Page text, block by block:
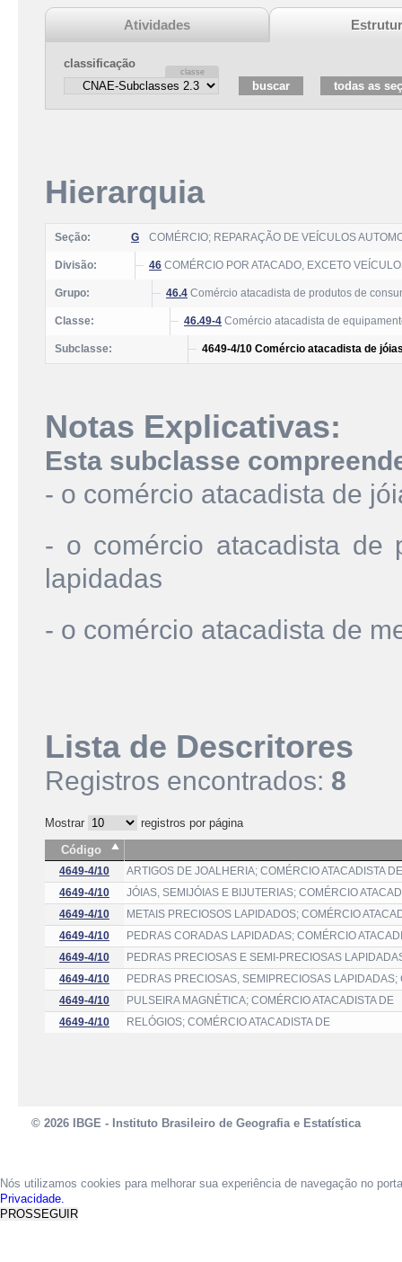
Atividades
classificação
Hierarquia
Seção: G COMÉRCIO; REPARAÇÃO DE VEÍCULOS
Divisão: 46 COMÉRCIO POR ATACADO, EXCETO
Grupo: 46.4 Comércio atacadista de produtos de
Classe: 46.49-4 Comércio atacadista de
Subclasse: 4649-4/10 Comércio atacadista de
Notas Explicativas:
Esta subclasse
- o comércio atacadista de
- o comércio atacadista de
lapidadas
- o comércio atacadista de
Lista de Descritores
Registros encontrados: 8
Mostrar
registros por página
Código
4649-4/10
ARTIGOS DE JOALHERIA; COMÉRCIO ATACADISTA DE
4649-4/10
JÓIAS, SEMIJÓIAS E BIJUTERIAS; COMÉRCIO
4649-4/10
METAIS PRECIOSOS LAPIDADOS; COMÉRCIO
4649-4/10
PEDRAS CORADAS LAPIDADAS; COMÉRCIO
4649-4/10
PEDRAS PRECIOSAS E SEMI-PRECIOSAS
4649-4/10
PEDRAS PRECIOSAS, SEMIPRECIOSAS LAPIDADAS;
4649-4/10
PULSEIRA MAGNÉTICA; COMÉRCIO ATACADISTA DE
4649-4/10
RELÓGIOS; COMÉRCIO ATACADISTA DE
© 2026 IBGE - Instituto Brasileiro de Geografia e Estatística
Nós utilizamos cookies para melhorar sua experiência de navegação no
Privacidade.
PROSSEGUIR